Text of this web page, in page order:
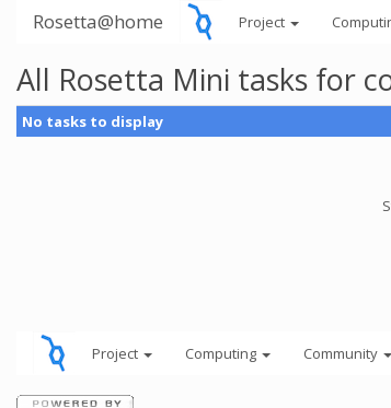
Rosetta@home Project
All Rosetta Mini tasks for
No tasks to display
Project Computing Community